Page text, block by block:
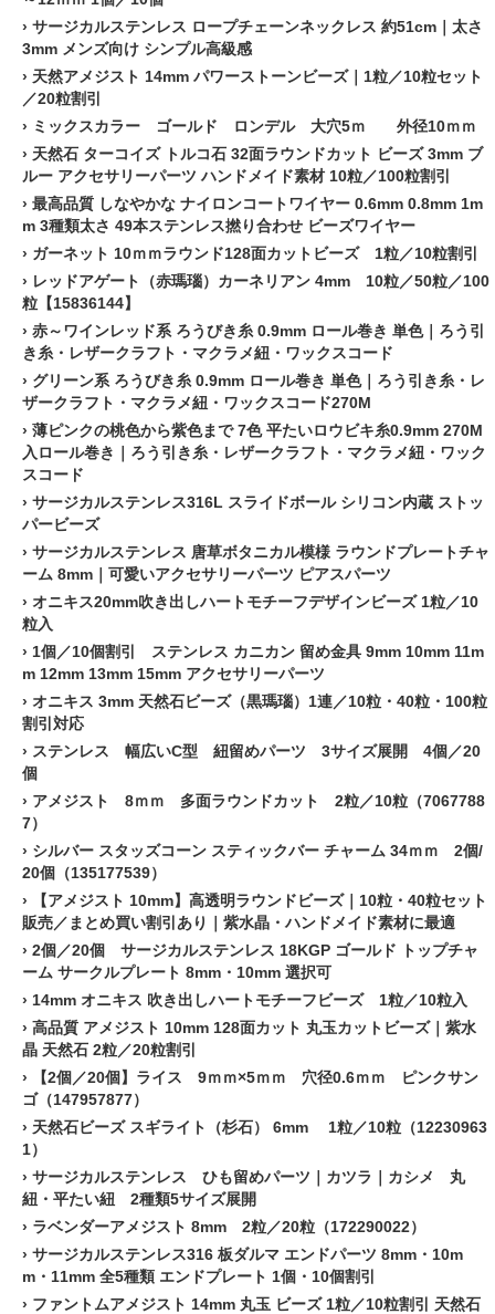
› サージカルステンレス ロープチェーンネックレス 約51cm｜太さ
3mm メンズ向け シンプル高級感
› 天然アメジスト 14mm パワーストーンビーズ｜1粒／10粒セット
／20粒割引
› ミックスカラー ゴールド ロンデル 大穴5ｍ 外径10ｍｍ
› 天然石 ターコイズ トルコ石 32面ラウンドカット ビーズ 3mm ブ
ルー アクセサリーパーツ ハンドメイド素材 10粒／100粒割引
› 最高品質 しなやかな ナイロンコートワイヤー 0.6mm 0.8mm 1m
m 3種類太さ 49本ステンレス撚り合わせ ビーズワイヤー
› ガーネット 10ｍｍラウンド128面カットビーズ 1粒／10粒割引
› レッドアゲート（赤瑪瑙）カーネリアン 4mm 10粒／50粒／100
粒【15836144】
› 赤～ワインレッド系 ろうびき糸 0.9mm ロール巻き 単色｜ろう引
き糸・レザークラフト・マクラメ紐・ワックスコード
› グリーン系 ろうびき糸 0.9mm ロール巻き 単色｜ろう引き糸・レ
ザークラフト・マクラメ紐・ワックスコード270M
› 薄ピンクの桃色から紫色まで 7色 平たいロウビキ糸0.9mm 270M
入ロール巻き｜ろう引き糸・レザークラフト・マクラメ紐・ワック
スコード
› サージカルステンレス316L スライドボール シリコン内蔵 ストッ
パービーズ
› サージカルステンレス 唐草ボタニカル模様 ラウンドプレートチャ
ーム 8mm｜可愛いアクセサリーパーツ ピアスパーツ
› オニキス20mm吹き出しハートモチーフデザインビーズ 1粒／10
粒入
› 1個／10個割引 ステンレス カニカン 留め金具 9mm 10mm 11m
m 12mm 13mm 15mm アクセサリーパーツ
› オニキス 3mm 天然石ビーズ（黒瑪瑙）1連／10粒・40粒・100粒
割引対応
› ステンレス 幅広いC型 紐留めパーツ 3サイズ展開 4個／20
個
› アメジスト 8ｍｍ 多面ラウンドカット 2粒／10粒（7067788
7）
› シルバー スタッズコーン スティックバー チャーム 34ｍｍ 2個/
20個（135177539）
›
【アメジスト 10mm】高透明ラウンドビーズ｜10粒・40粒セット
販売／まとめ買い割引あり｜紫水晶・ハンドメイド素材に最適
› 2個／20個 サージカルステンレス 18KGP ゴールド トップチャ
ーム サークルプレート 8mm・10mm 選択可
› 14mm オニキス 吹き出しハートモチーフビーズ 1粒／10粒入
› 高品質 アメジスト 10mm 128面カット 丸玉カットビーズ｜紫水
晶 天然石 2粒／20粒割引
›
【2個／20個】ライス 9ｍｍ×5ｍｍ 穴径0.6ｍｍ ピンクサン
ゴ（147957877）
› 天然石ビーズ スギライト（杉石） 6mm 1粒／10粒（12230963
1）
› サージカルステンレス ひも留めパーツ｜カツラ｜カシメ 丸
紐・平たい紐 2種類5サイズ展開
› ラベンダーアメジスト 8mm 2粒／20粒（172290022）
› サージカルステンレス316 板ダルマ エンドパーツ 8mm・10m
m・11mm 全5種類 エンドプレート 1個・10個割引
› ファントムアメジスト 14mm 丸玉 ビーズ 1粒／10粒割引 天然石